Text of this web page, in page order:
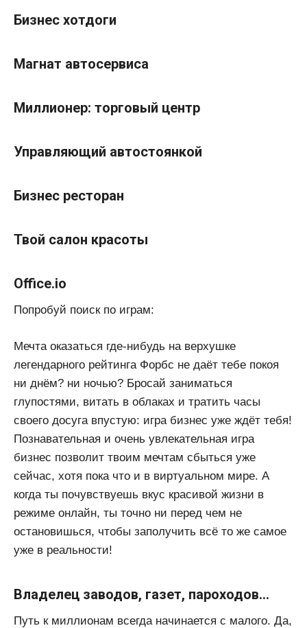
Бизнес хотдоги
Магнат автосервиса
Миллионер: торговый центр
Управляющий автостоянкой
Бизнес ресторан
Твой салон красоты
Office.io
Попробуй поиск по играм:
Мечта оказаться где-нибудь на верхушке
легендарного рейтинга Форбс не даёт тебе покоя
ни днём? ни ночью? Бросай заниматься
глупостями, витать в облаках и тратить часы
своего досуга впустую: игра бизнес уже ждёт тебя!
Познавательная и очень увлекательная игра
бизнес позволит твоим мечтам сбыться уже
сейчас, хотя пока что и в виртуальном мире. А
когда ты почувствуешь вкус красивой жизни в
режиме онлайн, ты точно ни перед чем не
остановишься, чтобы заполучить всё то же самое
уже в реальности!
Владелец заводов, газет, пароходов…
Путь к миллионам всегда начинается с малого. Да,